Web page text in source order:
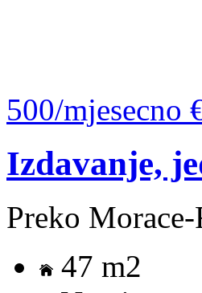
500/mjesecno
Izdavanje,
Preko
47 m2